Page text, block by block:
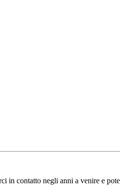
in contatto negli anni a venire e